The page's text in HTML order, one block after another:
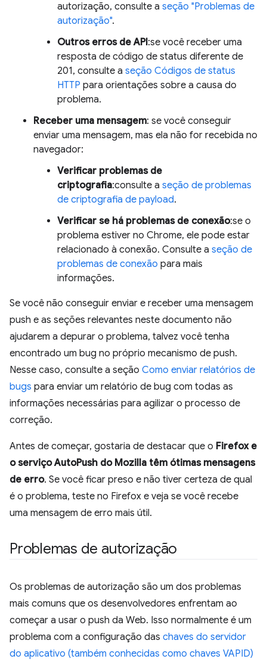
autorização, consulte a seção "Problemas de
autorização".
Outros erros de API:se você receber uma
resposta de código de status diferente de
201, consulte a seção Códigos de status
HTTP para orientações sobre a causa do
problema.
Receber uma mensagem: se você conseguir
enviar uma mensagem, mas ela não for recebida no
navegador:
Verificar problemas de
criptografia:consulte a seção de problemas
de criptografia de payload.
Verificar se há problemas de conexão:se o
problema estiver no Chrome, ele pode estar
relacionado à conexão. Consulte a seção de
problemas de conexão para mais
informações.
Se você não conseguir enviar e receber uma mensagem
push e as seções relevantes neste documento não
ajudarem a depurar o problema, talvez você tenha
encontrado um bug no próprio mecanismo de push.
Nesse caso, consulte a seção Como enviar relatórios de
bugs para enviar um relatório de bug com todas as
informações necessárias para agilizar o processo de
correção.
Antes de começar, gostaria de destacar que o Firefox e
o serviço AutoPush do Mozilla têm ótimas mensagens
de erro. Se você ficar preso e não tiver certeza de qual
é o problema, teste no Firefox e veja se você recebe
uma mensagem de erro mais útil.
Problemas de autorização
Os problemas de autorização são um dos problemas
mais comuns que os desenvolvedores enfrentam ao
começar a usar o push da Web. Isso normalmente é um
problema com a configuração das chaves do servidor
do aplicativo (também conhecidas como chaves VAPID)